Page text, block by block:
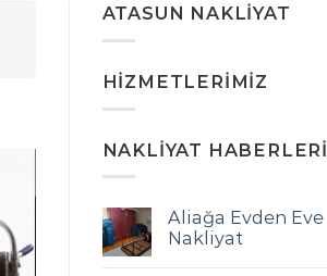
ATASUN NAKLIYAT
HIZMETLERIMIZ
NAKLIYAT HABERLERI
Aliağa Evden Eve
Nakliyat